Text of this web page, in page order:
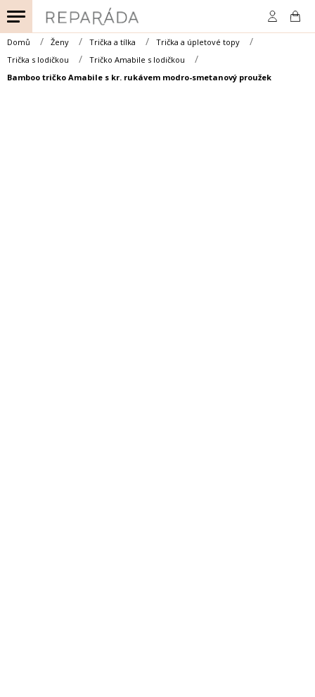
na
obsah
Domů Ženy Trička a tílka
Trička a úpletové topy
Trička s lodičkou
Tričko Amabile s lodičkou
Bamboo tričko Amabile s kr. rukávem modro-smetanový proužek